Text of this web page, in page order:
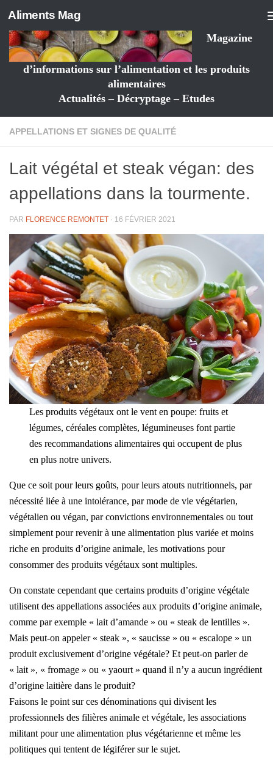
Aliments Mag
Magazine
d’informations sur l’alimentation et les produits
alimentaires
Actualités – Décryptage – Etudes
APPELLATIONS ET SIGNES DE QUALITÉ
Lait végétal et steak végan: des
appellations dans la tourmente.
PAR FLORENCE REMONTET · 16 FÉVRIER 2021
Les produits végétaux ont le vent en poupe: fruits et
légumes, céréales complètes, légumineuses font partie
des recommandations alimentaires qui occupent de plus
en plus notre univers.
Que ce soit pour leurs goûts, pour leurs atouts nutritionnels, par
nécessité liée à une intolérance, par mode de vie végétarien,
végétalien ou végan, par convictions environnementales ou tout
simplement pour revenir à une alimentation plus variée et moins
riche en produits d’origine animale, les motivations pour
consommer des produits végétaux sont multiples.
On constate cependant que certains produits d’origine végétale
utilisent des appellations associées aux produits d’origine animale,
comme par exemple « lait d’amande » ou « steak de lentilles ».
Mais peut-on appeler « steak », « saucisse » ou « escalope » un
produit exclusivement d’origine végétale? Et peut-on parler de
« lait », « fromage » ou « yaourt » quand il n’y a aucun ingrédient
d’origine laitière dans le produit?
Faisons le point sur ces dénominations qui divisent les
professionnels des filières animale et végétale, les associations
militant pour une alimentation plus végétarienne et même les
politiques qui tentent de légiférer sur le sujet.